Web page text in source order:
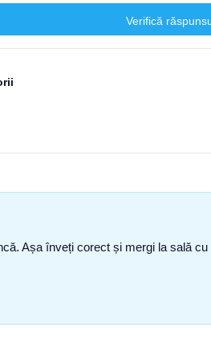
Verifică
Așa înveți corect și mergi la sală